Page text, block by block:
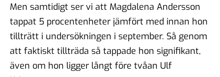
Men samtidigt ser vi att Magdalena Andersson
tappat 5 procentenheter jämfört med innan hon
tillträtt i undersökningen i september. Så genom
att faktiskt tillträda så tappade hon signifikant,
även om hon ligger långt före tvåan Ulf